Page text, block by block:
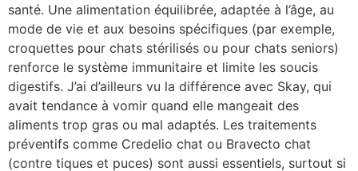
santé. Une alimentation équilibrée, adaptée à l’âge, au
mode de vie et aux besoins spécifiques (par exemple,
croquettes pour chats stérilisés ou pour chats seniors)
renforce le système immunitaire et limite les soucis
digestifs. J’ai d’ailleurs vu la différence avec Skay, qui
avait tendance à vomir quand elle mangeait des
aliments trop gras ou mal adaptés. Les traitements
préventifs comme Credelio chat ou Bravecto chat
(contre tiques et puces) sont aussi essentiels, surtout si